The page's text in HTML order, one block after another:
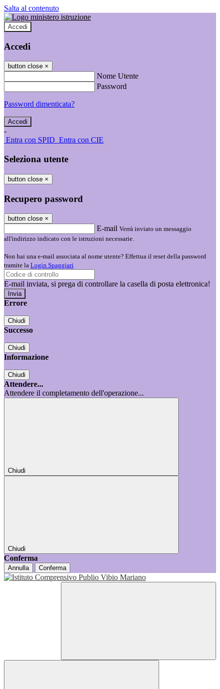
Salta al contenuto
Accedi
Accedi
button close ×
Nome Utente
Password
Password dimenticata?
-
Entra con SPID Entra con CIE
Seleziona utente
button close ×
Recupero password
button close ×
E-mail Verrà inviato un messaggio
all'indirizzo indicato con le istruzioni necessarie.
Non hai una e-mail associata al nome utente? Effettua il reset della password
tramite la Login Spaggiari
E-mail inviata, si prega di controllare la casella di posta elettronica!
Errore
Chiudi
Successo
Chiudi
Informazione
Chiudi
Attendere...
Attendere il completamento dell'operazione...
Chiudi
Chiudi
Conferma
Annulla Conferma